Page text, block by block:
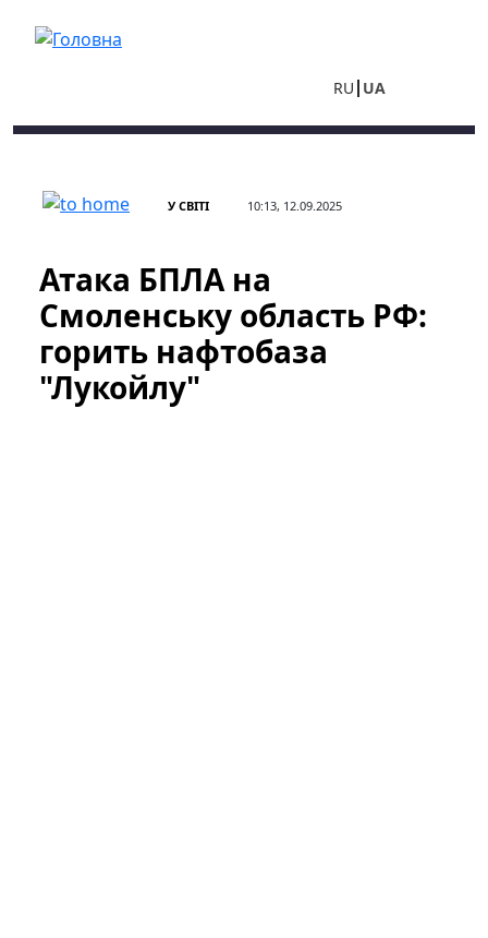
RU UA
У СВІТІ 10:13, 12.09.2025
Атака БПЛА на
Смоленську область РФ:
горить нафтобаза
"Лукойлу"